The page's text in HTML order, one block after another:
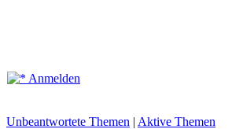
Anmelden
Unbeantwortete Themen | Aktive Themen